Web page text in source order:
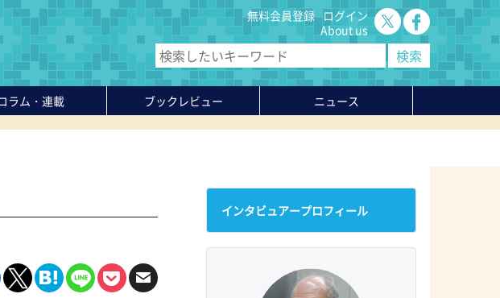
無料会員登録 ログイン
About us
ラム・連載 ブックレビュー
ニュース
インタビュアープロフィール